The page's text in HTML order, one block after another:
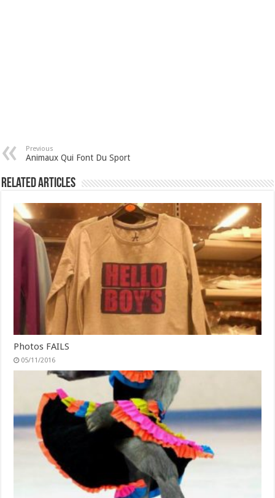
Previous
Animaux Qui Font Du Sport
Related Articles
Photos FAILS
05/11/2016